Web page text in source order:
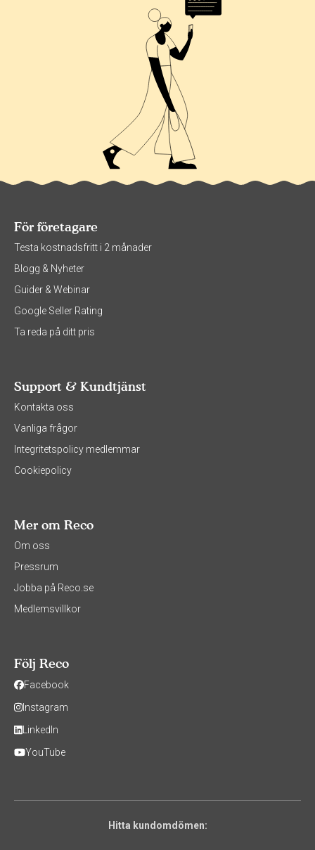
För företagare
Testa kostnadsfritt i 2 månader
Blogg & Nyheter
Guider & Webinar
Google Seller Rating
Ta reda på ditt pris
Support & Kundtjänst
Kontakta oss
Vanliga frågor
Integritetspolicy medlemmar
Cookiepolicy
Mer om Reco
Om oss
Pressrum
Jobba på Reco.se
Medlemsvillkor
Följ Reco
Facebook
Instagram
LinkedIn
YouTube
Hitta kundomdömen: